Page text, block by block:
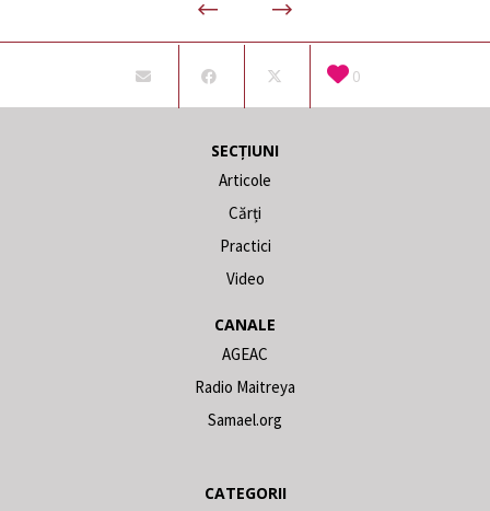
0
SECȚIUNI
Articole
Cărți
Practici
Video
CANALE
AGEAC
Radio Maitreya
Samael.org
CATEGORII